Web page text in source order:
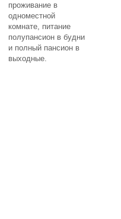
проживание в
одноместной
комнате, питание
полупансион в будни
и полный пансион в
выходные.